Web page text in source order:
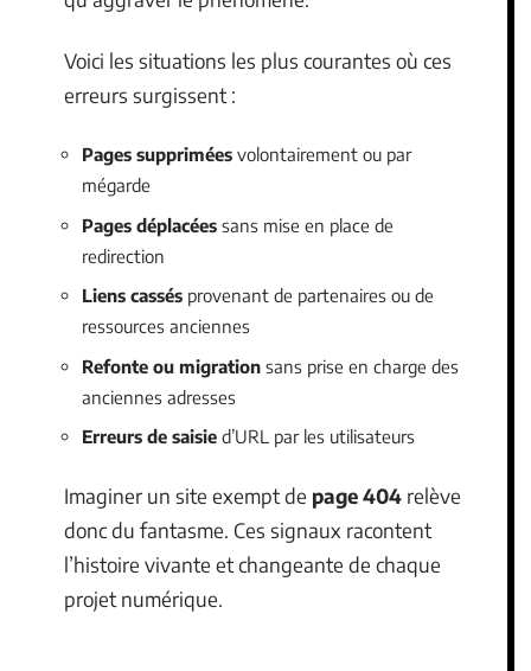
Voici les situations les plus courantes où ces
erreurs surgissent :
Pages supprimées volontairement ou par
mégarde
Pages déplacées sans mise en place de
redirection
Liens cassés provenant de partenaires ou de
ressources anciennes
Refonte ou migration sans prise en charge des
anciennes adresses
Erreurs de saisie d’URL par les utilisateurs
Imaginer un site exempt de page 404 relève
donc du fantasme. Ces signaux racontent
l’histoire vivante et changeante de chaque
projet numérique.